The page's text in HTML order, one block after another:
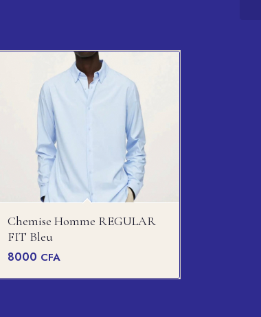
Chemise Homme REGULAR
FIT Bleu
8000 CFA